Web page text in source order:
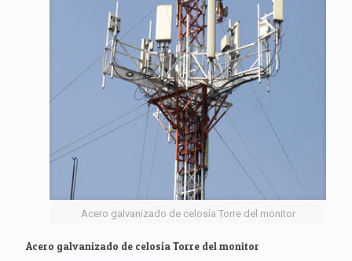
Acero galvanizado de celosía Torre del monitor
Acero galvanizado de celosía Torre del monitor